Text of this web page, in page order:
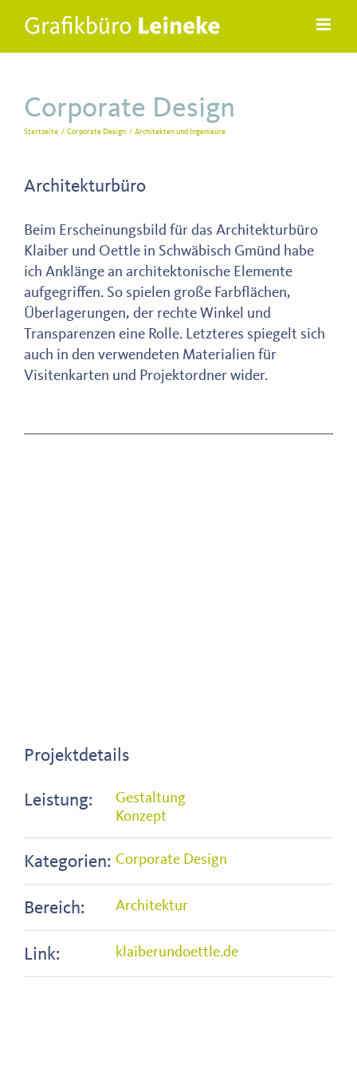
Inhalt
springen
Corporate Design
Startseite Corporate Design Architekten und Ingenieure
Architekturbüro
Beim Erscheinungsbild für das Architekturbüro
Klaiber und Oettle in Schwäbisch Gmünd habe
ich Anklänge an architektonische Elemente
aufgegriffen. So spielen große Farbflächen,
Überlagerungen, der rechte Winkel und
Transparenzen eine Rolle. Letzteres spiegelt sich
auch in den verwendeten Materialien für
Visitenkarten und Projektordner wider.
Projektdetails
Leistung:
Gestaltung
Konzept
Kategorien: Corporate Design
Bereich: Architektur
Link: klaiberundoettle.de